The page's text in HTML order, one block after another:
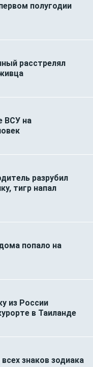
полугодии
расстрелял
ВСУ на
разрубил
тигр напал
попало на
из России
в Таиланде
знаков зодиака